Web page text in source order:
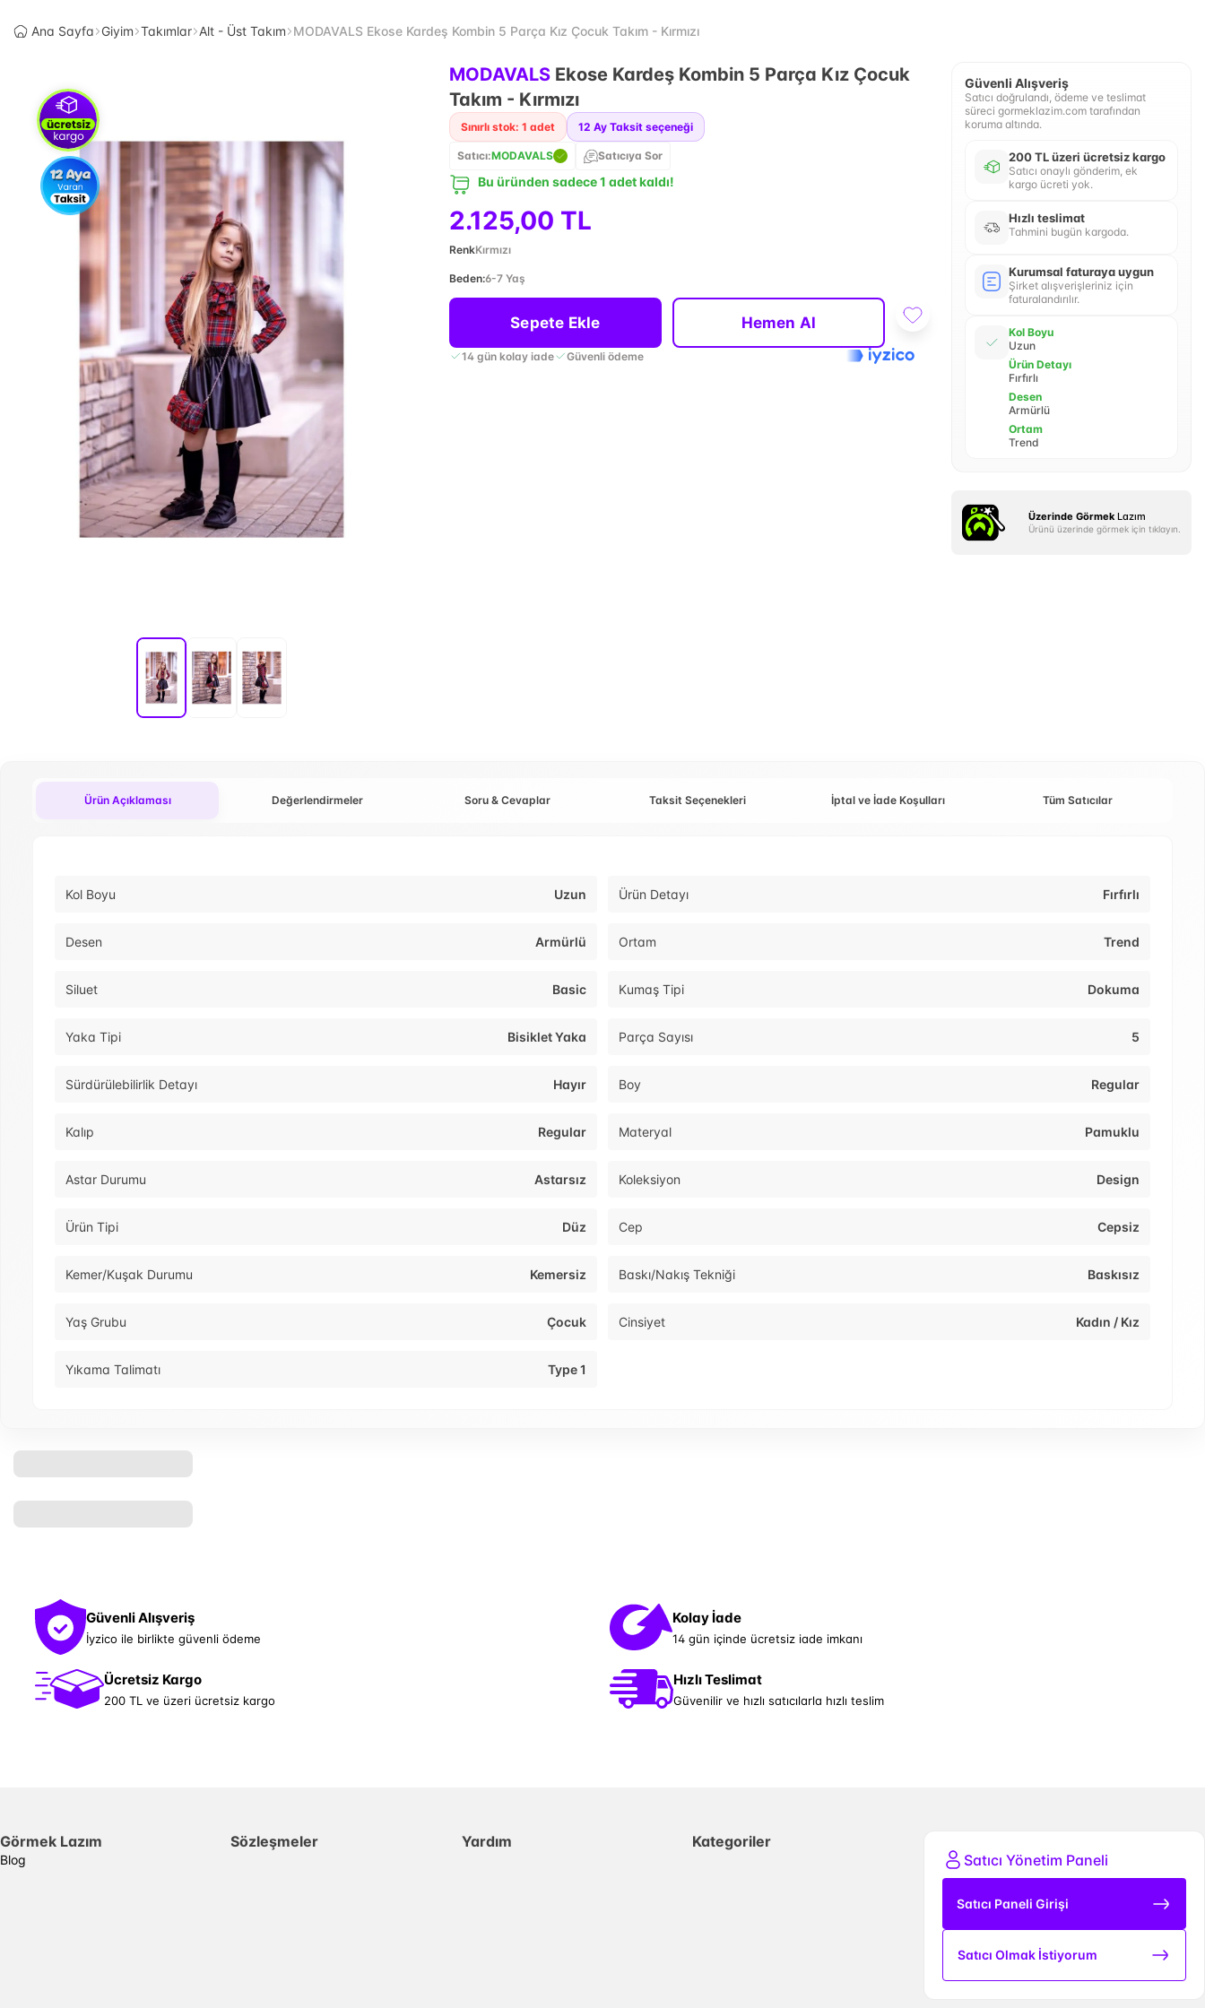
Ana Sayfa Giyim Takımlar Alt - Üst Takım MODAVALS Ekose Kardeş Kombin 5 Parça Kız Çocuk Takım - Kırmızı
MODAVALS Ekose Kardeş Kombin 5 Parça Kız Çocuk
Takım - Kırmızı
Sınırlı stok: 1 adet 12 Ay Taksit seçeneği
Satıcı:MODAVALS Satıcıya Sor
Bu üründen sadece 1 adet kaldı!
2.125,00 TL
RenkKırmızı
Beden:6-7 Yaş
Sepete Ekle Hemen Al
14 gün kolay iade Güvenli ödeme
Güvenli Alışveriş
Satıcı doğrulandı, ödeme ve teslimat
süreci gormeklazim.com tarafından
koruma altında.
200 TL üzeri ücretsiz kargo
Satıcı onaylı gönderim, ek
kargo ücreti yok.
Hızlı teslimat
Tahmini bugün kargoda.
Kurumsal faturaya uygun
Şirket alışverişleriniz için
faturalandırılır.
Kol Boyu
Uzun
Ürün Detayı
Fırfırlı
Desen
Armürlü
Ortam
Trend
Üzerinde Görmek Lazım
Ürünü üzerinde görmek için tıklayın.
Ürün Açıklaması Değerlendirmeler Soru & Cevaplar Taksit Seçenekleri İptal ve İade Koşulları Tüm Satıcılar
Kol Boyu Uzun Ürün Detayı Fırfırlı
Desen Armürlü Ortam Trend
Siluet Basic Kumaş Tipi Dokuma
Yaka Tipi Bisiklet Yaka Parça Sayısı 5
Sürdürülebilirlik Detayı Hayır Boy Regular
Kalıp Regular Materyal Pamuklu
Astar Durumu Astarsız Koleksiyon Design
Ürün Tipi Düz Cep Cepsiz
Kemer/Kuşak Durumu Kemersiz Baskı/Nakış Tekniği Baskısız
Yaş Grubu Çocuk Cinsiyet Kadın / Kız
Yıkama Talimatı Type 1
Güvenli Alışveriş
İyzico ile birlikte güvenli ödeme
Kolay İade
14 gün içinde ücretsiz iade imkanı
Ücretsiz Kargo
200 TL ve üzeri ücretsiz kargo
Hızlı Teslimat
Güvenilir ve hızlı satıcılarla hızlı teslim
Görmek Lazım
Blog
Sözleşmeler Yardım
Kategoriler
Satıcı Yönetim Paneli
Satıcı Paneli Girişi
Satıcı Olmak İstiyorum